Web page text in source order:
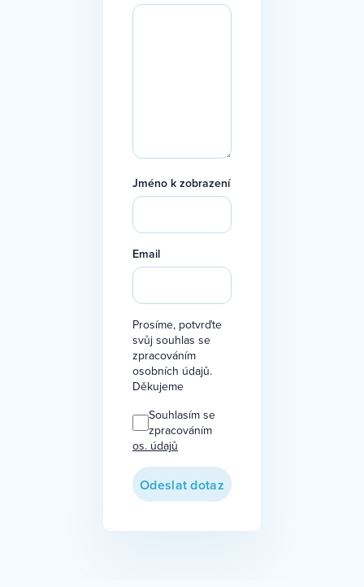
Jméno k zobrazení
Email
Prosíme, potvrďte
svůj souhlas se
zpracováním
osobních údajů.
Děkujeme
Souhlasím se
zpracováním
os. údajů